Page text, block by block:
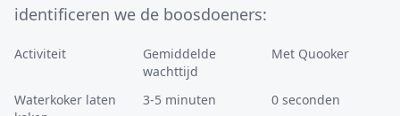
identificeren we de boosdoeners:
Activiteit
Gemiddelde
wachttijd
Met Quooker
Waterkoker laten
3-5 minuten 0 seconden